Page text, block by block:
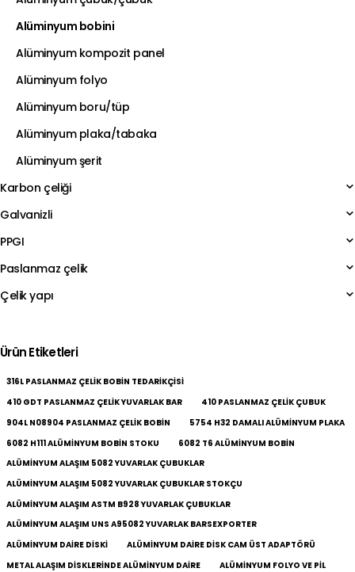
Alüminyum bobini
Alüminyum kompozit panel
Alüminyum folyo
Alüminyum boru/tüp
Alüminyum plaka/tabaka
Alüminyum şerit
Karbon çeliği
Galvanizli
PPGI
Paslanmaz çelik
Çelik yapı
Ürün Etiketleri
316L PASLANMAZ ÇELIK BOBIN TEDARIKÇISI
410 GDT PASLANMAZ ÇELIK YUVARLAK BAR
410 PASLANMAZ ÇELIK ÇUBUK
904L N08904 PASLANMAZ ÇELIK BOBIN
5754 H32 DAMALI ALÜMINYUM PLAKA
6082 H111 ALÜMINYUM BOBIN STOKU
6082 T6 ALÜMINYUM BOBIN
ALÜMINYUM ALAŞIM 5082 YUVARLAK ÇUBUKLAR
ALÜMINYUM ALAŞIM 5082 YUVARLAK ÇUBUKLAR STOKÇU
ALÜMINYUM ALAŞIM ASTM B928 YUVARLAK ÇUBUKLAR
ALÜMINYUM ALAŞIM UNS A95082 YUVARLAK BARSEXPORTER
ALÜMINYUM DAIRE DISKI
ALÜMINYUM DAIRE DISK CAM ÜST ADAPTÖRÜ
METAL ALAŞIM DISKLERINDE ALÜMINYUM DAIRE
ALÜMINYUM FOLYO VE PIL